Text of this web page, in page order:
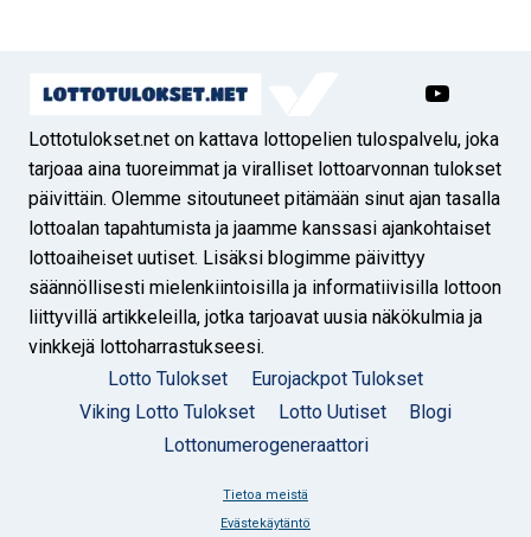
Lottotulokset.net on kattava lottopelien tulospalvelu, joka
tarjoaa aina tuoreimmat ja viralliset lottoarvonnan tulokset
päivittäin. Olemme sitoutuneet pitämään sinut ajan tasalla
lottoalan tapahtumista ja jaamme kanssasi ajankohtaiset
lottoaiheiset uutiset. Lisäksi blogimme päivittyy
säännöllisesti mielenkiintoisilla ja informatiivisilla lottoon
liittyvillä artikkeleilla, jotka tarjoavat uusia näkökulmia ja
vinkkejä lottoharrastukseesi.
Lotto Tulokset
Eurojackpot Tulokset
Viking Lotto Tulokset
Lotto Uutiset
Blogi
Lottonumerogeneraattori
Tietoa meistä
Evästekäytäntö